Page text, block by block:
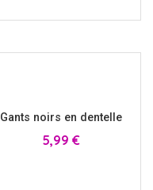
Gants noirs en dentelle
Prix
5,99 €